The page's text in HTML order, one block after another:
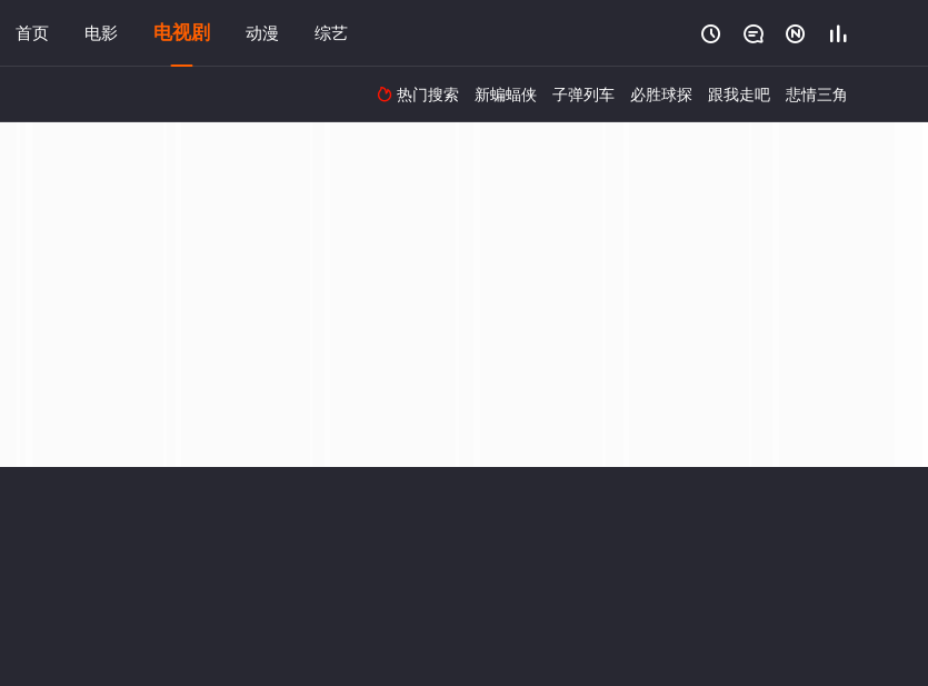
首页 电影 电视剧 动漫 综艺    
 热门搜索 新蝙蝠侠 子弹列车 必胜球探 跟我走吧 悲情三角